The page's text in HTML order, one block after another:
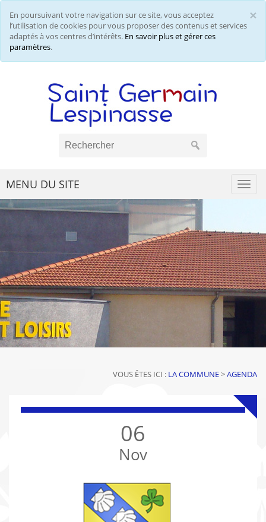
×
En poursuivant votre navigation sur ce site, vous acceptez
l’utilisation de cookies pour vous proposer des contenus et services
adaptés à vos centres d’intérêts. En savoir plus et gérer ces
paramètres.
MENU DU SITE
VOUS ÊTES ICI : LA COMMUNE>AGENDA
06
Nov